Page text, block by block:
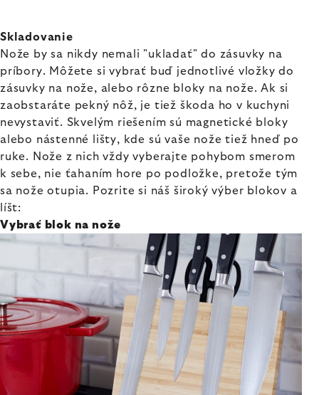
Skladovanie
Nože by sa nikdy nemali "ukladať" do zásuvky na
príbory. Môžete si vybrať buď jednotlivé vložky do
zásuvky na nože, alebo rôzne bloky na nože. Ak si
zaobstaráte pekný nôž, je tiež škoda ho v kuchyni
nevystaviť. Skvelým riešením sú magnetické bloky
alebo nástenné lišty, kde sú vaše nože tiež hneď po
ruke. Nože z nich vždy vyberajte pohybom smerom
k sebe, nie ťahaním hore po podložke, pretože tým
sa nože otupia. Pozrite si náš široký výber blokov a
líšt:
Vybrať blok na nože